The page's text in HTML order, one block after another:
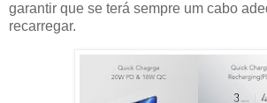
garantir que se terá sempre um cabo
recarregar.